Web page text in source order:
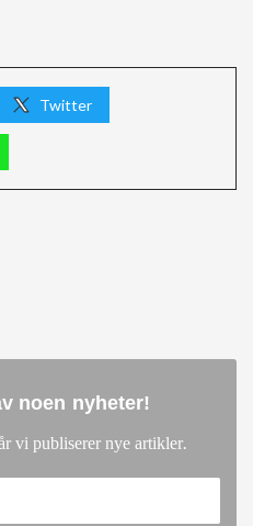
Twitter
noen nyheter!
vi publiserer nye artikler.